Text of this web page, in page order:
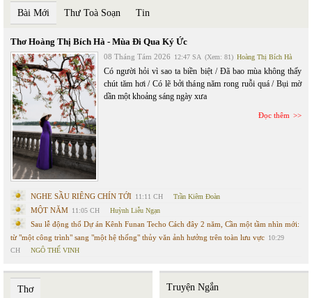
Bài Mới Thư Toà Soạn Tin
Thơ Hoàng Thị Bích Hà - Mùa Đi Qua Ký Ức
08 Tháng Tám 2026 12:47 SA (Xem: 81) Hoàng Thị Bích Hà
Có người hỏi vì sao ta biền biệt / Đã bao mùa không thấy
chút tăm hơi / Có lẽ bởi tháng năm rong ruỗi quá / Bụi mờ
dần một khoảng sáng ngày xưa
Đọc thêm
NGHE SẦU RIÊNG CHÍN TỚI 11:11 CH Trần Kiêm Đoàn
MỘT NĂM 11:05 CH Huỳnh Liễu Ngạn
Sau lễ động thổ Dự án Kênh Funan Techo Cách đây 2 năm, Cần một tầm nhìn mới:
từ "một công trình" sang "một hệ thống" thủy văn ảnh hưởng trên toàn lưu vực 10:29
CH
NGÔ THẾ VINH
Thơ Truyện Ngắn